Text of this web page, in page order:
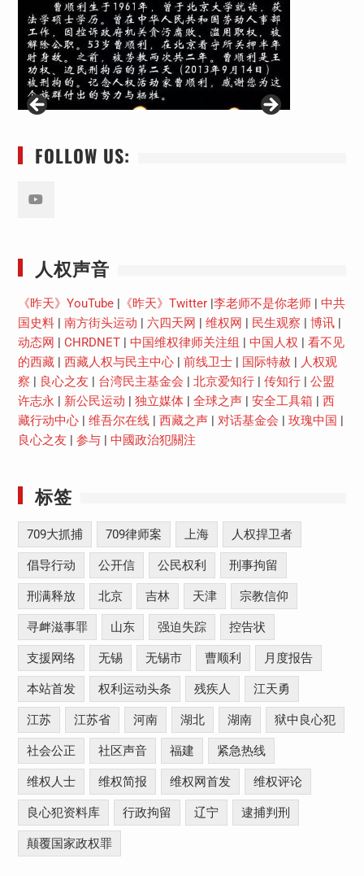
FOLLOW US:
人权声音
《昨天》YouTube| 《昨天》Twitter| 李老师不是你老师| 中共
国史料| 南方街头运动 六四天网 维权网 民生观察 博讯|
动态网
CHRDNET| 中国维权律师关注组 中国人权
看不见
的西藏| 西藏人权与民主中心| 前线卫士| 国际特赦
人权观
察
良心之友 台湾民主基金会 北京爱知行| 传知行| 公盟
许志永
新公民运动 独立媒体| 全球之声| 安全工具箱
西
藏行动中心| 维吾尔在线| 西藏之声| 对话基金会 玫瑰中国
良心之友
参与| 中國政治犯關注
标签
709大抓捕 709律师案 上海 人权捍卫者
倡导行动 公开信 公民权利 刑事拘留
刑满释放 北京 吉林 天津 宗教信仰
寻衅滋事罪 山东 强迫失踪 控告状
支援网络 无锡 无锡市 曹顺利 月度报告
本站首发 权利运动头条 残疾人 江天勇
江苏 江苏省 河南 湖北 湖南 狱中良心犯
社会公正 社区声音 福建 紧急热线
维权人士 维权简报 维权网首发 维权评论
良心犯资料库 行政拘留 辽宁 逮捕判刑
颠覆国家政权罪